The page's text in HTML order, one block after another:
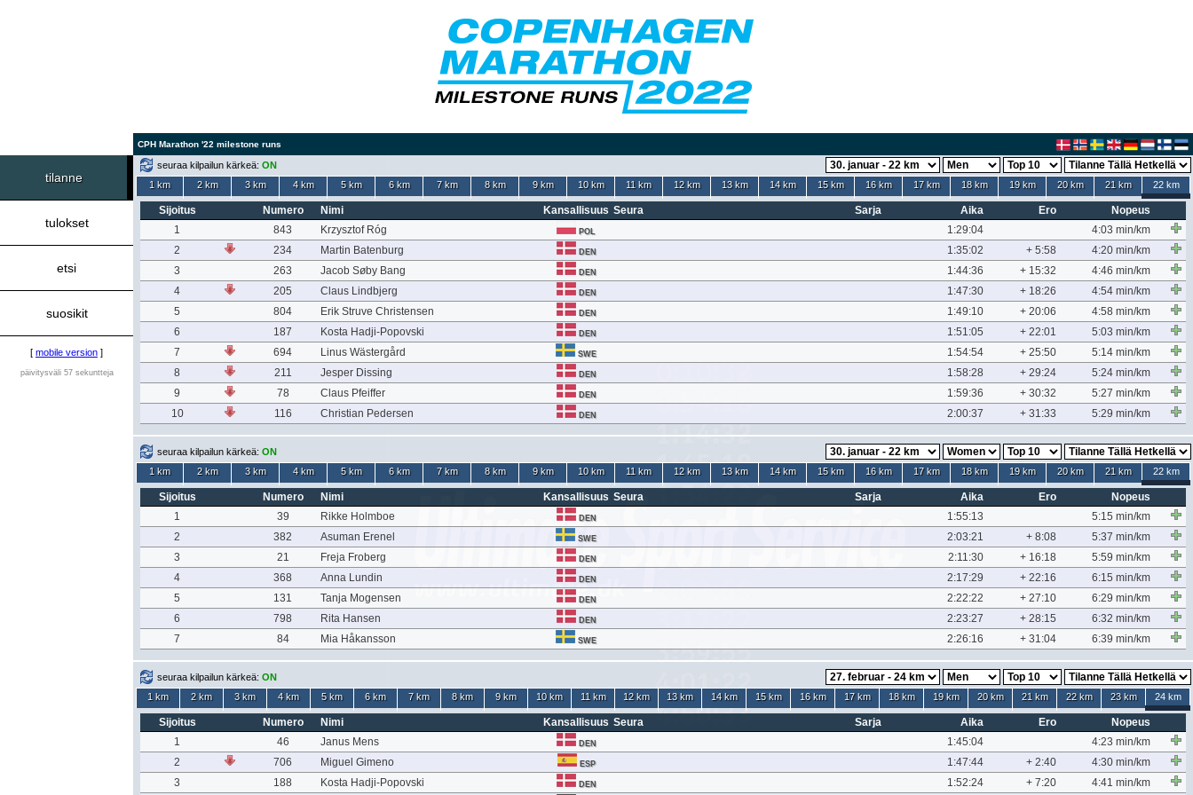
CPH Marathon '22 milestone runs
tilanne
tulokset
etsi
suosikit
[ mobile version ]
päivitysväli 57 sekuntteja
seuraa kilpailun kärkeä: ON
1 km
2 km 3 km 4 km 5 km 6 km 7 km 8 km 9 km 10 km 11 km 12 km 13 km 14 km 15 km 16 km 17 km 18 km 19 km 20 km 21 km 22 km
Sijoitus Numero Nimi Kansallisuus Seura Sarja Aika Ero
Nopeus
1
843 Krzysztof Róg POL 1:29:04
4:03 min/km
2
234 Martin Batenburg DEN 1:35:02 + 5:58
4:20 min/km
3
263 Jacob Søby Bang DEN 1:44:36 + 15:32
4:46 min/km
4
205 Claus Lindbjerg DEN 1:47:30 + 18:26
4:54 min/km
5
804 Erik Struve Christensen DEN 1:49:10 + 20:06
4:58 min/km
6
187 Kosta Hadji-Popovski DEN 1:51:05 + 22:01
5:03 min/km
7
694 Linus Wästergård SWE 1:54:54 + 25:50
5:14 min/km
8
211 Jesper Dissing DEN 1:58:28 + 29:24
5:24 min/km
9
78 Claus Pfeiffer DEN 1:59:36 + 30:32
5:27 min/km
10
116 Christian Pedersen DEN 2:00:37 + 31:33 5:29 min/km
seuraa kilpailun kärkeä: ON
1 km
2 km 3 km 4 km 5 km 6 km 7 km 8 km 9 km 10 km 11 km 12 km 13 km 14 km 15 km 16 km 17 km 18 km 19 km 20 km 21 km 22 km
Sijoitus Numero Nimi Kansallisuus Seura Sarja Aika Ero
Nopeus
1
39 Rikke Holmboe DEN 1:55:13
5:15 min/km
2
382 Asuman Erenel SWE 2:03:21 + 8:08
5:37 min/km
3
21 Freja Froberg DEN 2:11:30 + 16:18
5:59 min/km
4
368 Anna Lundin DEN 2:17:29 + 22:16
6:15 min/km
5
131 Tanja Mogensen DEN 2:22:22 + 27:10
6:29 min/km
6
798 Rita Hansen DEN 2:23:27 + 28:15
6:32 min/km
7
84 Mia Håkansson SWE 2:26:16 + 31:04 6:39 min/km
seuraa kilpailun kärkeä: ON
1 km
2 km 3 km 4 km 5 km 6 km 7 km 8 km 9 km 10 km 11 km 12 km 13 km 14 km 15 km 16 km 17 km 18 km 19 km 20 km 21 km 22 km 23 km 24 km
Sijoitus Numero Nimi Kansallisuus Seura Sarja Aika Ero
Nopeus
1
46 Janus Mens DEN 1:45:04
4:23 min/km
2
706 Miguel Gimeno ESP 1:47:44 + 2:40
4:30 min/km
3
188 Kosta Hadji-Popovski DEN 1:52:24 + 7:20 4:41 min/km